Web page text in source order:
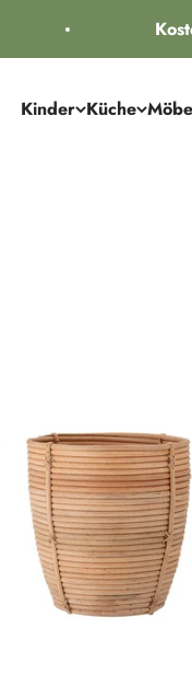
Kinder Küche